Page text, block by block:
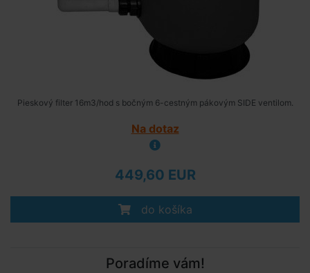
Pieskový filter 16m3/hod s bočným 6-cestným pákovým SIDE ventilom.
Na dotaz
449,60 EUR
do košíka
Poradíme vám!